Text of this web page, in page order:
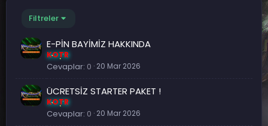
Filtreler
E-PİN BAYİMİZ HAKKINDA
KOTR
Cevaplar 0 20 Mar 2026
ÜCRETSİZ STARTER PAKET !
KOTR
Cevaplar 0 20 Mar 2026